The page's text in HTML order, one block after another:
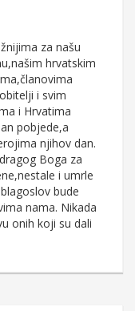
za našu
hrvatskim
i svim
i Hrvatima
pobjede,a
njihov dan.
Boga za
i umrle
bude
nama. Nikada
onih koji su dali